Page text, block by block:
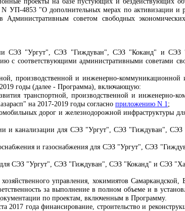
N УП-4853 "О дополнительных мерах по активизации и
Административным советом свободных
СЭЗ "Ургут", СЭЗ "Гиждуван", СЭЗ "Коканд" и СЭЗ
с соответствующими административными советами
производственной и инженерно-коммуникационной
годы (далее - Программа), включающую:
транспортной, производственной и инженерно-
на 2017-2019 годы согласно приложению N 1;
дорог и железнодорожной
и канализации для СЭЗ "Ургут", СЭЗ "Гиждуван",
и газоснабжения для СЭЗ "Ургут", СЭЗ
для СЭЗ "Ургут", СЭЗ "Гиждуван", СЭЗ "Коканд" и СЭЗ
управления, хокимиятов
за выполнение в полном объеме и в
по проектам, включенным в Программу.
2017 года финансирование, строительство и